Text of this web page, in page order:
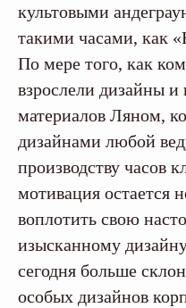
культовыми
такими часами, как
По мере того, как
взрослели дизайны и
материалов Ляном,
дизайнами любой
производству часов
мотивация остается
воплотить свою
изысканному
сегодня больше
особых дизайнов